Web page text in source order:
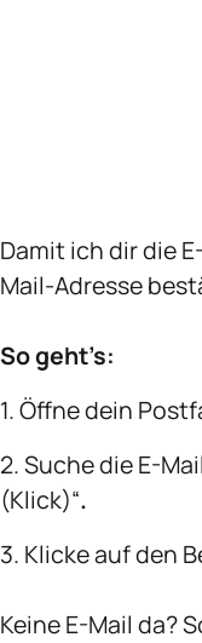
Damit ich dir die
Mail-Adresse
So geht’s:
1. Öffne dein
2. Suche die E-
(Klick)“.
3. Klicke auf den
Keine E-Mail da?